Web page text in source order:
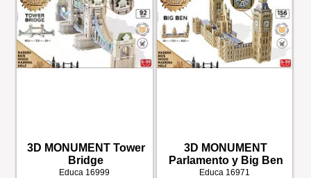
3D MONUMENT Tower
Bridge
Educa 16999
3D MONUMENT
Parlamento y Big Ben
Educa 16971